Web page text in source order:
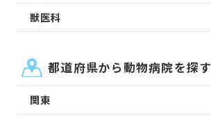
獣医科
都道府県から動物病院を探す
関東